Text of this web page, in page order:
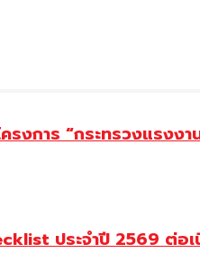
การ “กระทรวงแรงง
ประจำปี 2569 ต่อ